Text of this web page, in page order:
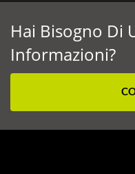
Hai Bisogno Di
Informazioni?